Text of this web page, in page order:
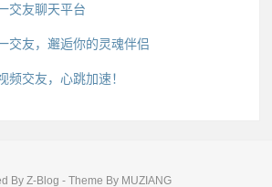
交友聊天平台
交友，邂逅你的灵魂伴侣
频交友，心跳加速！
By Z-Blog - Theme By MUZIANG